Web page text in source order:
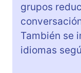
grupos
También se
idiomas